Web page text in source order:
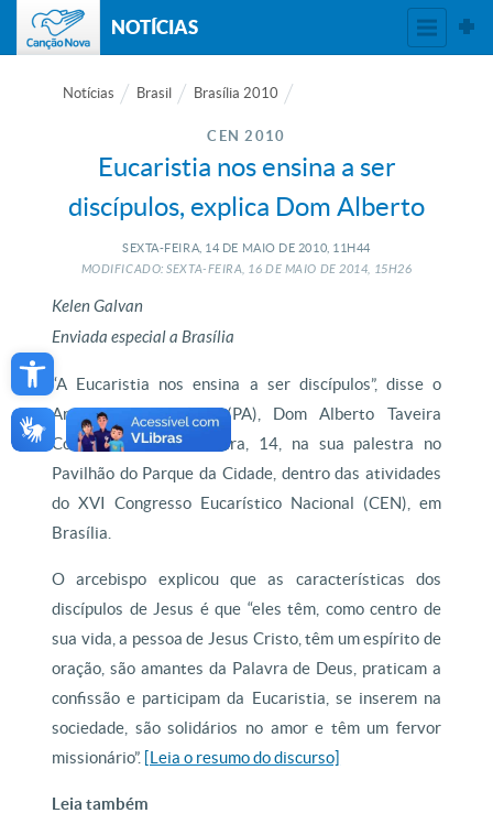
Open toolbar
NOTÍCIAS
Notícias Brasil Brasília 2010
CEN 2010
Eucaristia nos ensina a ser
discípulos, explica Dom Alberto
SEXTA-FEIRA, 14 DE MAIO DE 2010, 11H44
MODIFICADO: SEXTA-FEIRA, 16 DE MAIO DE2014, 15H26
Kelen Galvan
Enviada especial a Brasília
“A Eucaristia nos ensina a ser discípulos”, disse o
Arcebispo de Belém (PA), Dom Alberto Taveira
Corrêa, nesta sexta-feira, 14, na sua palestra no
Pavilhão do Parque da Cidade, dentro das atividades
do XVI Congresso Eucarístico Nacional (CEN), em
Brasília.
O arcebispo explicou que as características dos
discípulos de Jesus é que “eles têm, como centro de
sua vida, a pessoa de Jesus Cristo, têm um espírito de
oração, são amantes da Palavra de Deus, praticam a
confissão e participam da Eucaristia, se inserem na
sociedade, são solidários no amor e têm um fervor
missionário”. [Leia o resumo do discurso]
Leia também